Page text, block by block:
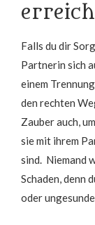
Falls du dir
Partnerin sich
einem
den rechten
Zauber auch,
sie mit ihrem
sind. Niemand
Schaden, denn
oder